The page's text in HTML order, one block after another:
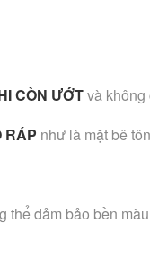
CÒN ƯỚTvà không
RÁP như là mặt bê
thể đảm bảo bền